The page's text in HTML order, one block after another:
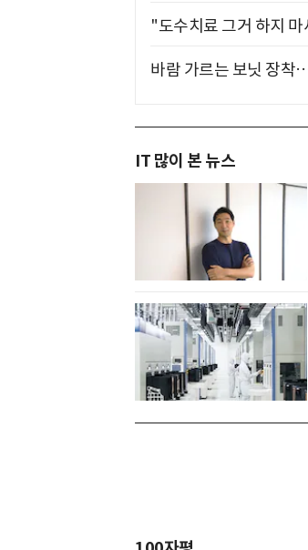
"도수치료 그거 하지
바람 가르는 보닛 장착
IT 많이 본 뉴스